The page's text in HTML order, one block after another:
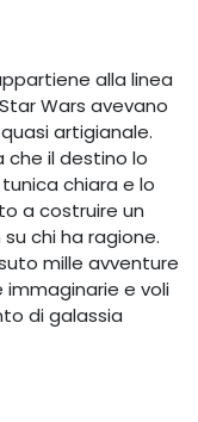
alla linea
Wars avevano
artigianale.
che il destino lo
chiara e lo
a costruire un
chi ha ragione.
mille avventure
e voli
di galassia